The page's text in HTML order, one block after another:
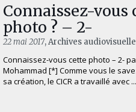
Connaissez-vous
photo ? – 2-
22 mai 2017, Archives
Connaissez-vous cette photo – 2-
Mohammad [*] Comme vous le
sa création, le CICR a travaillé avec ...